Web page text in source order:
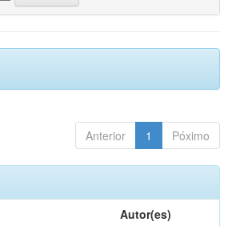
Anterior 1 Póximo
Autor(es)